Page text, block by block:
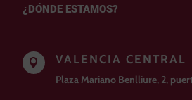
¿DÓNDE ESTAMOS?
 VALENCIA CENTRAL
Plaza Mariano Benlliure, 2,